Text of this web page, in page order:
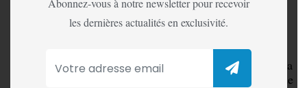
Abonnez-vous à notre newsletter pour recevoir
les dernières actualités en exclusivité.
guerre dans l’Est
À l’occasion de la réunion du Comité des ministres de la
Justice et des procureurs généraux de la Communauté de